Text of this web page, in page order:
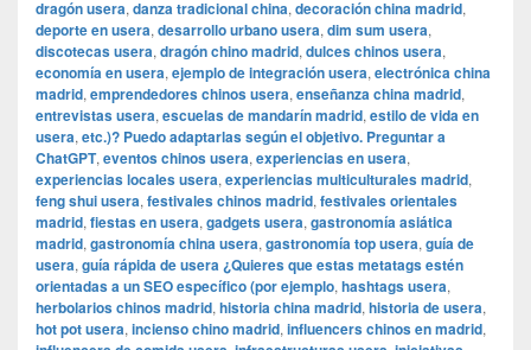
dragón usera, danza tradicional china, decoración china madrid,
deporte en usera, desarrollo urbano usera, dim sum usera,
discotecas usera, dragón chino madrid, dulces chinos usera,
economía en usera, ejemplo de integración usera, electrónica china
madrid, emprendedores chinos usera, enseñanza china madrid,
entrevistas usera, escuelas de mandarín madrid, estilo de vida en
usera, etc.)? Puedo adaptarlas según el objetivo. Preguntar a
ChatGPT, eventos chinos usera, experiencias en usera,
experiencias locales usera, experiencias multiculturales madrid,
feng shui usera, festivales chinos madrid, festivales orientales
madrid, fiestas en usera, gadgets usera, gastronomía asiática
madrid, gastronomía china usera, gastronomía top usera, guía de
usera, guía rápida de usera ¿Quieres que estas metatags estén
orientadas a un SEO específico (por ejemplo, hashtags usera,
herbolarios chinos madrid, historia china madrid, historia de usera,
hot pot usera, incienso chino madrid, influencers chinos en madrid,